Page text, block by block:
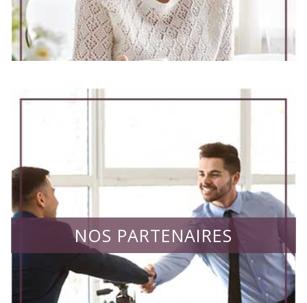
NOS PARTENAIRES